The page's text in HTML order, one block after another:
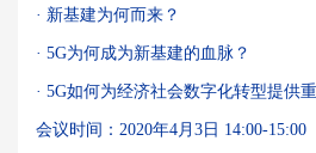
· 新基建为何而来？
· 5G为何成为新基建的血脉？
· 5G如何为经济社会数字化转型提供
会议时间：2020年4月3日 14:00-15:00